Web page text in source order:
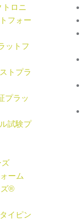
トロニ
フォー
ットフ
トプラ
プラッ
試験プ
ズ
ーム
ズ®
イピン